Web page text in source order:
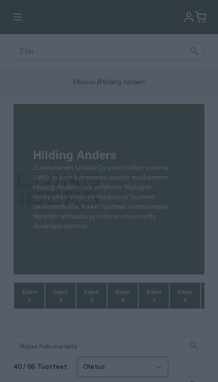
Etusivu /Hilding Anders
Anders osti yrityksen. Nykyään toimipaikka sijaitsee
Närpiössä Suomen länsirannikolla. Kaikki tuotteet
valmistetaan Närpiön tehtaalla ja niille on
myönnetty Avainlipputunnus.
Hilding Anders
Suomalainen Unituli Oy perustettiin vuonna
1989, ja noin kymmenen vuotta myöhemmin
Hilding Anders osti yrityksen. Nykyään
toimipaikka sijaitsee Närpiössä Suomen
länsirannikolla. Kaikki tuotteet valmistetaan
Närpiön tehtaalla ja niille on myönnetty
Avainlipputunnus.
Eden
1
Eden
3
Eden
5
Eden
6
Eden
7
Eden
9
40 / 86 Tuotteet